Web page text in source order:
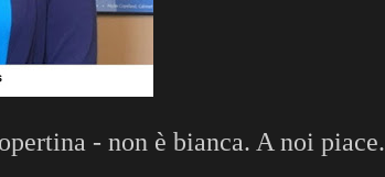
- non è bianca. A noi piace.